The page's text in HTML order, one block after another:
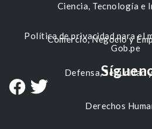
Ciencia, Tecnología e
Comercio, Negocio y
Defensa, Seguridad
Derechos
Política de privacidad para el
Gob.pe